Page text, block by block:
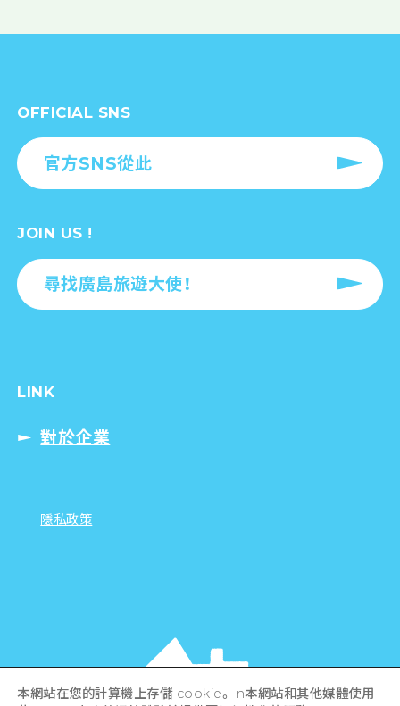
OFFICIAL SNS
官方SNS從此
JOIN US !
尋找廣島旅遊大使！
LINK
對於企業
隱私政策
本網站在您的計算機上存儲 cookie。 n本網站和其他媒體使用